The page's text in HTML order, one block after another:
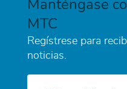
Manténgase
MTC
Regístrese para
noticias.